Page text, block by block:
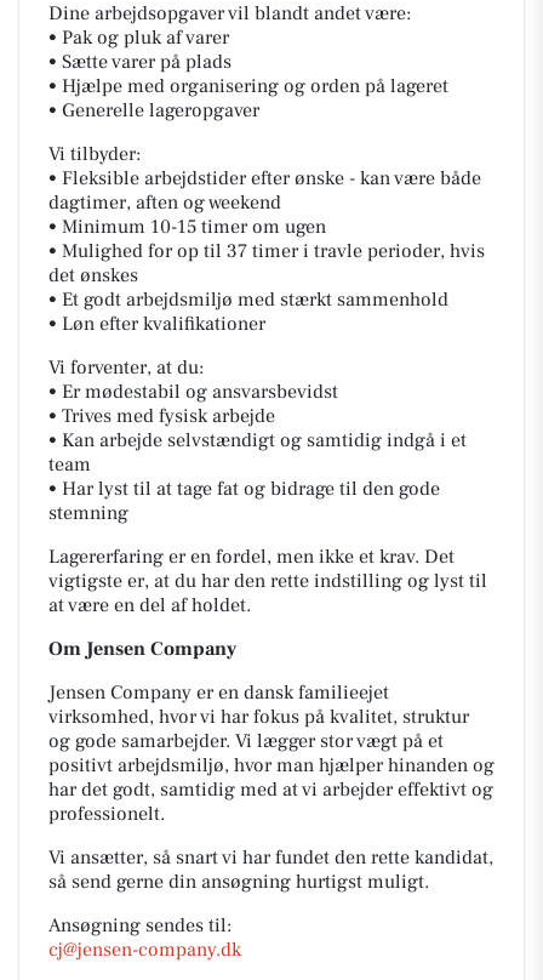
Dine arbejdsopgaver vil blandt andet være:
• Pak og pluk af varer
• Sætte varer på plads
• Hjælpe med organisering og orden på lageret
• Generelle lageropgaver
Vi tilbyder:
• Fleksible arbejdstider efter ønske - kan være både
dagtimer, aften og weekend
• Minimum 10-15 timer om ugen
• Mulighed for op til 37 timer i travle perioder, hvis
det ønskes
• Et godt arbejdsmiljø med stærkt sammenhold
• Løn efter kvalifikationer
Vi forventer, at du:
• Er mødestabil og ansvarsbevidst
• Trives med fysisk arbejde
• Kan arbejde selvstændigt og samtidig indgå i et
team
• Har lyst til at tage fat og bidrage til den gode
stemning
Lagererfaring er en fordel, men ikke et krav. Det
vigtigste er, at du har den rette indstilling og lyst til
at være en del af holdet.
Om Jensen Company
Jensen Company er en dansk familieejet
virksomhed, hvor vi har fokus på kvalitet, struktur
og gode samarbejder. Vi lægger stor vægt på et
positivt arbejdsmiljø, hvor man hjælper hinanden og
har det godt, samtidig med at vi arbejder effektivt og
professionelt.
Vi ansætter, så snart vi har fundet den rette kandidat,
så send gerne din ansøgning hurtigst muligt.
Ansøgning sendes til:
cj@jensen-company.dk